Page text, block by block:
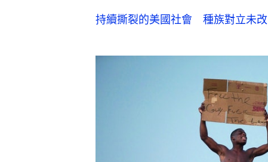
持續撕裂的美國社會　種族對立未改